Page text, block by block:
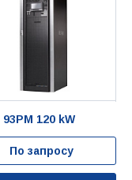
120 kW
По запросу